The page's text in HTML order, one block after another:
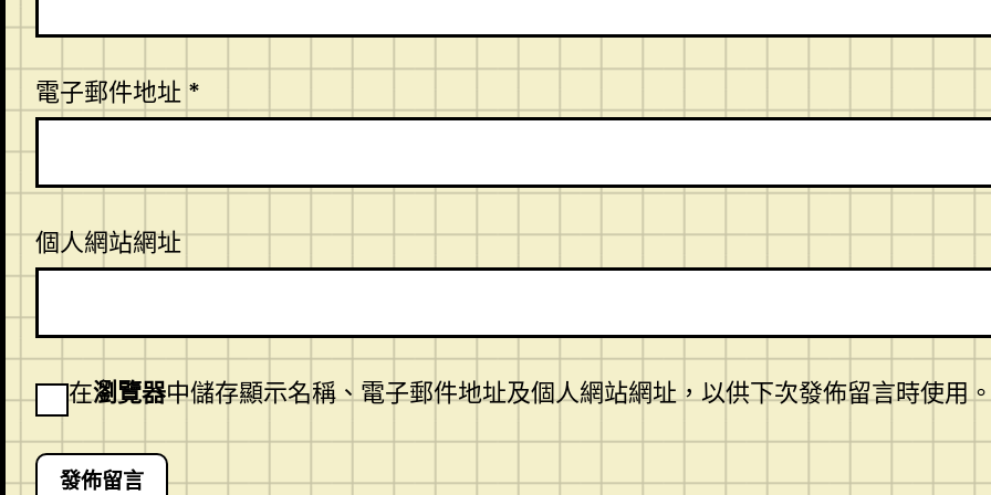
電子郵件地址 *
個人網站網址
在瀏覽器中儲存顯示名稱、電子郵件地址及個人網站網址，以供下次發佈留言時使用